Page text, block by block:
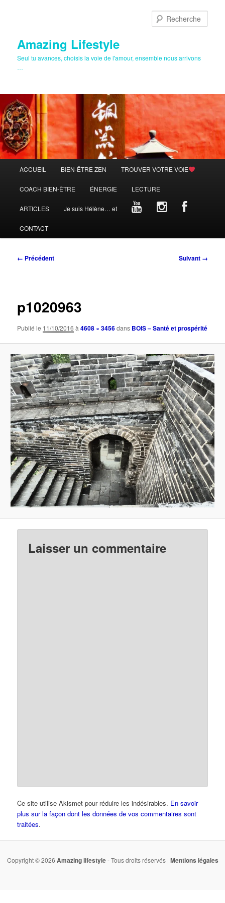
Amazing Lifestyle
Seul tu avances, choisis la voie de l'amour, ensemble nous arrivons
…
principal
ACCUEIL BIEN-ÊTRE ZEN TROUVER VOTRE VOIE
COACH BIEN-ÊTRE ÉNERGIE LECTURE
ARTICLES Je suis Hélène… et
CONTACT
Navigation
← Précédent Suivant →
p1020963
Publié le 11/10/2016 à4608 × 3456dans BOIS – Santé et prospérité
Laisser un commentaire
Ce site utilise Akismet pour réduire les indésirables. En savoir
plus sur la façon dont les données de vos commentaires sont
traitées.
Copyright © 2026 Amazing lifestyle- Tous droits réservés | Mentions légales